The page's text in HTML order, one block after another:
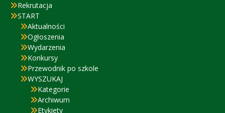
Rekrutacja
START
Aktualności
Ogłoszenia
Wydarzenia
Konkursy
Przewodnik po szkole
WYSZUKAJ
Kategorie
Archiwum
Etykiety